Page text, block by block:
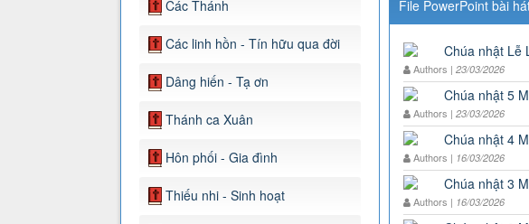
Các Thánh
Các linh hồn - Tín hữu qua đời
Dâng hiến - Tạ ơn
Thánh ca Xuân
Hôn phối - Gia đình
Thiếu nhi - Sinh hoạt
File PowerPoint bài
Chúa nhật Lễ
Authors | 23/03/2026
Chúa nhật 5
Authors | 23/03/2026
Chúa nhật 4
Authors | 16/03/2026
Chúa nhật 3
Authors | 16/03/2026